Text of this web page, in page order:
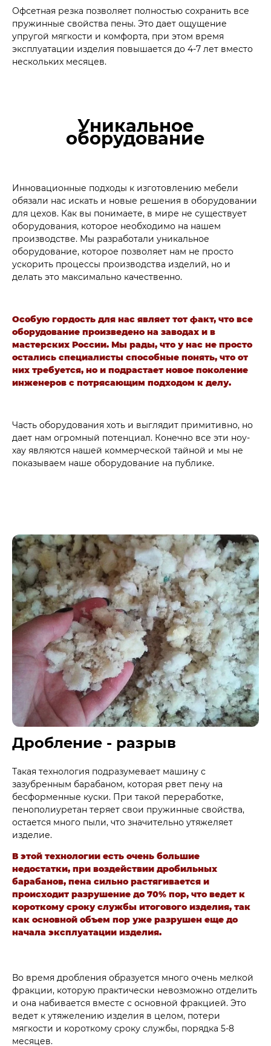
Офсетная резка позволяет полностью сохранить все
пружинные свойства пены. Это дает ощущение
упругой мягкости и комфорта, при этом время
эксплуатации изделия повышается до 4-7 лет вместо
нескольких месяцев.
Уникальное
оборудование
Инновационные подходы к изготовлению мебели
обязали нас искать и новые решения в оборудовании
для цехов. Как вы понимаете, в мире не существует
оборудования, которое необходимо на нашем
производстве. Мы разработали уникальное
оборудование, которое позволяет нам не просто
ускорить процессы производства изделий, но и
делать это максимально качественно.
Особую гордость для нас являет тот факт, что все
оборудование произведено на заводах и в
мастерских России. Мы рады, что у нас не просто
остались специалисты способные понять, что от
них требуется, но и подрастает новое поколение
инженеров с потрясающим подходом к делу.
Часть оборудования хоть и выглядит примитивно, но
дает нам огромный потенциал. Конечно все эти ноу-
хау являются нашей коммерческой тайной и мы не
показываем наше оборудование на публике.
Дробление - разрыв
Такая технология подразумевает машину с
зазубренным барабаном, которая рвет пену на
бесформенные куски. При такой переработке,
пенополиуретан теряет свои пружинные свойства,
остается много пыли, что значительно утяжеляет
изделие.
В этой технологии есть очень большие
недостатки, при воздействии дробильных
барабанов, пена сильно растягивается и
происходит разрушение до 70% пор, что ведет к
короткому сроку службы итогового изделия, так
как основной объем пор уже разрушен еще до
начала эксплуатации изделия.
Во время дробления образуется много очень мелкой
фракции, которую практически невозможно отделить
и она набивается вместе с основной фракцией. Это
ведет к утяжелению изделия в целом, потери
мягкости и короткому сроку службы, порядка 5-8
месяцев.